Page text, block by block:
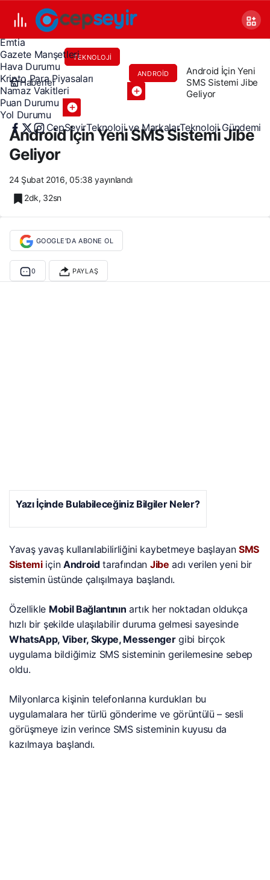
Covid 19
Döviz Kurları
Emtia
Gazete Manşetleri
Hava Durumu
Kripto Para Piyasaları
Namaz Vakitleri
Puan Durumu
Yol Durumu
CepSeyirTeknoloji ve MarkalarTeknoloji Gündemi
Haberler
TEKNOLOJI
VE ANDROID
Android İçin Yeni
SMS Sistemi Jibe
Geliyor
Android İçin Yeni SMS Sistemi Jibe
Geliyor
24 Şubat 2016, 05:38 yayınlandı
2dk, 32sn
GOOGLE'DA ABONE OL
0 PAYLAŞ
Yazı İçinde Bulabileceğiniz Bilgiler Neler?
Yavaş yavaş kullanılabilirliğini kaybetmeye başlayanSMS
Sistemiiçin Androidtarafından Jibe adı verilen yeni bir
sistemin üstünde çalışılmaya başlandı.
Özellikle Mobil Bağlantının artık her noktadan oldukça
hızlı bir şekilde ulaşılabilir duruma gelmesi sayesinde
WhatsApp, Viber, Skype, Messengergibi birçok
uygulama bildiğimiz SMS sisteminin gerilemesine sebep
oldu.
Milyonlarca kişinin telefonlarına kurdukları bu
uygulamalara her türlü gönderime ve görüntülü – sesli
görüşmeye izin verince SMS sisteminin kuyusu da
kazılmaya başlandı.